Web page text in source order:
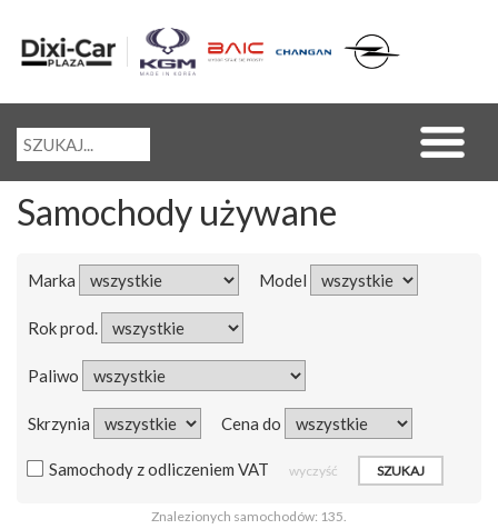
Samochody używane
Marka Model
Rok prod.
Paliwo
Skrzynia Cena do
Samochody z odliczeniem VAT wyczyść
Znalezionych samochodów: 135.